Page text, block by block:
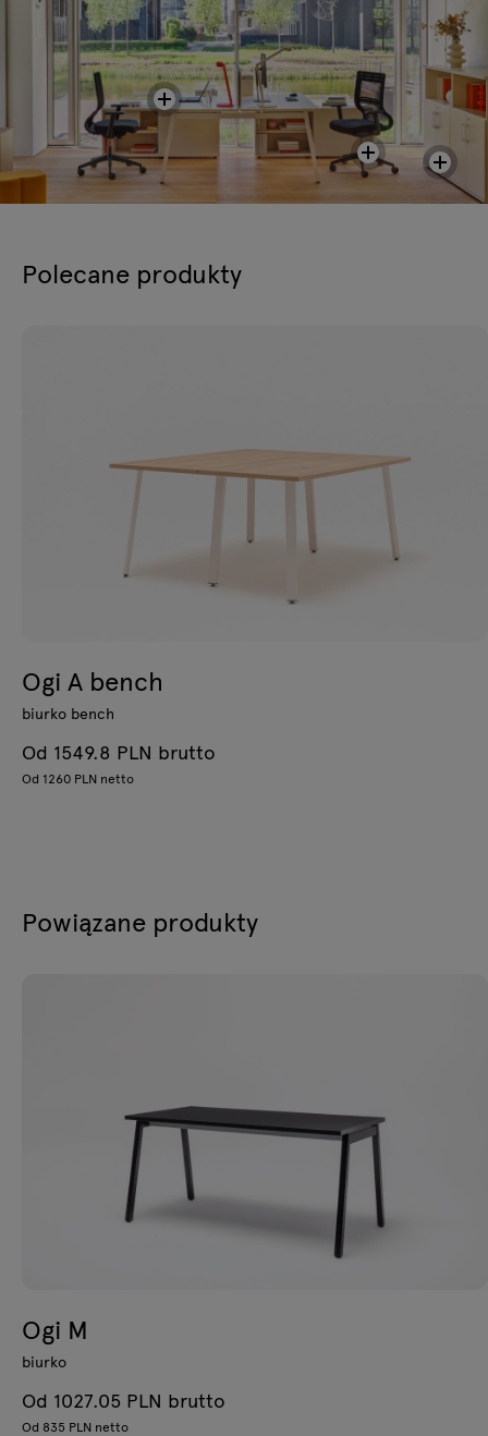
Polecane produkty
Ogi A bench
biurko bench
Od 1549.8 PLN brutto
Od 1260 PLN netto
Powiązane produkty
Ogi M
biurko
Od 1027.05 PLN brutto
Od 835 PLN netto